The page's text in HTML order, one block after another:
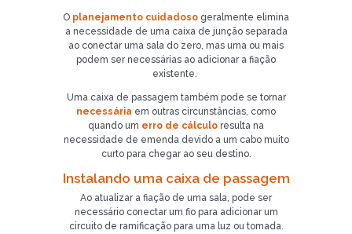
O planejamento cuidadoso geralmente elimina
a necessidade de uma caixa de junção separada
ao conectar uma sala do zero, mas uma ou mais
podem ser necessárias ao adicionar a fiação
existente.
Uma caixa de passagem também pode se tornar
necessária em outras circunstâncias, como
quando um erro de cálculo resulta na
necessidade de emenda devido a um cabo muito
curto para chegar ao seu destino.
Instalando uma caixa de passagem
Ao atualizar a fiação de uma sala, pode ser
necessário conectar um fio para adicionar um
circuito de ramificação para uma luz ou tomada.